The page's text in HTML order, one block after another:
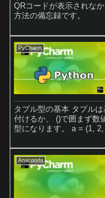
QRコードが表示されな
方法の備忘録です。
PyCharm
タプル型の基本 タプル
付けるか、 ()で囲まず
型になります。 a = (1,
Anaconda